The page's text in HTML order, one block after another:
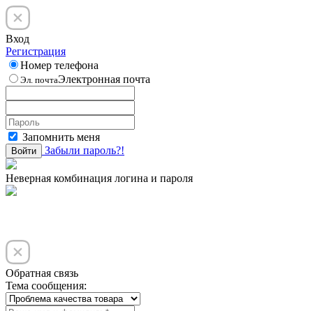
Вход
Регистрация
Номер телефона
Эл. почтаЭлектронная почта
Запомнить меня
Войти Забыли пароль?!
Неверная комбинация логина и пароля
Обратная связь
Тема сообщения: